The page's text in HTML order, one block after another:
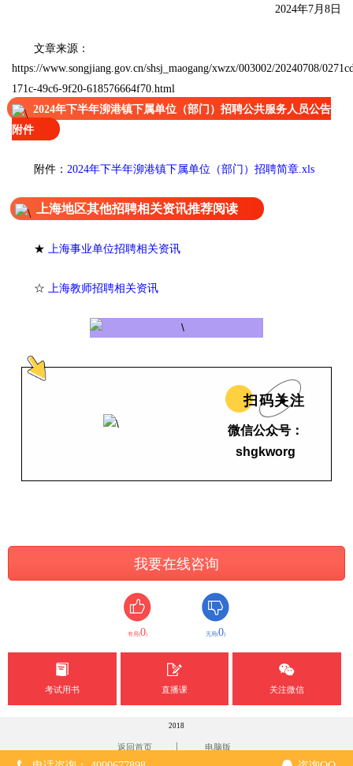
2024年7月8日
文章来源：
https://www.songjiang.gov.cn/shsj_maogang/xwzx/003002/20240708/
171c-49c6-9f20-618576664f70.html
2024年下半年泖港镇下属单位（部门）招聘公共服务人员公告
附件
附件： 2024年下半年泖港镇下属单位（部门）招聘简章.xls
上海地区其他招聘相关资讯推荐阅读
★ 上海事业单位招聘相关资讯
☆ 上海教师招聘相关资讯
扫码关注
微信公众号：
shgkworg
我要在线咨询
有用(0) 无用(0)
考试用书 直播课 关注微信
2018
返回首页 电脑版